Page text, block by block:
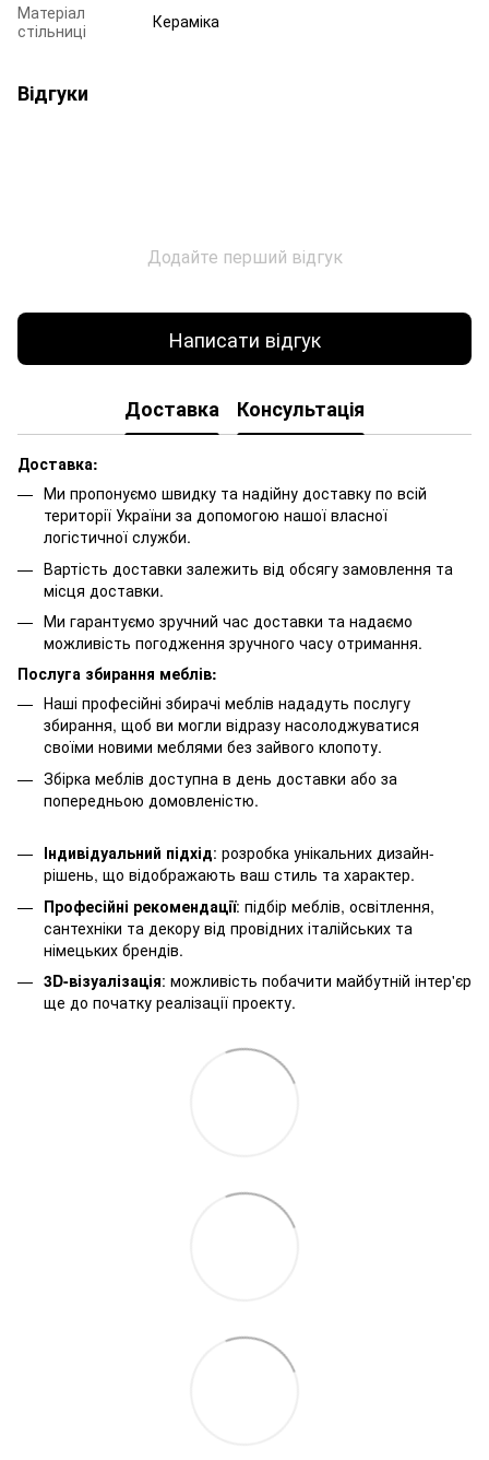
Матеріал
стільниці
Кераміка
Відгуки
Додайте перший відгук
Написати відгук
Доставка Консультація
Доставка:
Ми пропонуємо швидку та надійну доставку по всій
території України за допомогою нашої власної
логістичної служби.
Вартість доставки залежить від обсягу замовлення та
місця доставки.
Ми гарантуємо зручний час доставки та надаємо
можливість погодження зручного часу отримання.
Послуга збирання меблів:
Наші професійні збирачі меблів нададуть послугу
збирання, щоб ви могли відразу насолоджуватися
своїми новими меблями без зайвого клопоту.
Збірка меблів доступна в день доставки або за
попередньою домовленістю.
Індивідуальний підхід: розробка унікальних дизайн-
рішень, що відображають ваш стиль та характер.
Професійні рекомендації: підбір меблів, освітлення,
сантехніки та декору від провідних італійських та
німецьких брендів.
3D-візуалізація: можливість побачити майбутній інтер'єр
ще до початку реалізації проекту.